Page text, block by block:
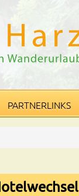
PARTNERLINKS